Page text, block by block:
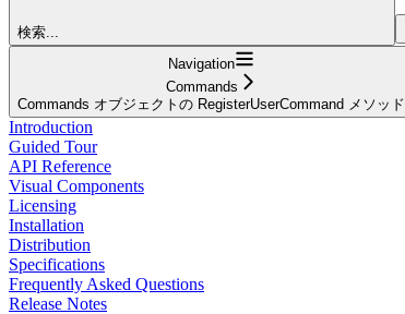
検索...
Navigation
Commands
Commands オブジェクトの RegisterUserCommand メソッド
Introduction
Guided Tour
API Reference
Visual Components
Licensing
Installation
Distribution
Specifications
Frequently Asked Questions
Release Notes